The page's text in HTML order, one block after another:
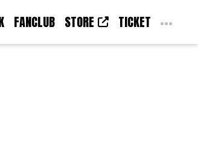
FANCLUB STORE TICKET